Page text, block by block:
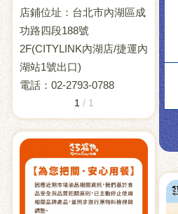
店鋪位址：台北市內湖區成
功路四段188號
2F(CITYLINK內湖店/捷運內
湖站1號出口)
電話：02-2793-0788
1 / 1